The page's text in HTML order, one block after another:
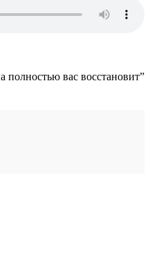
полностью вас восстановит”